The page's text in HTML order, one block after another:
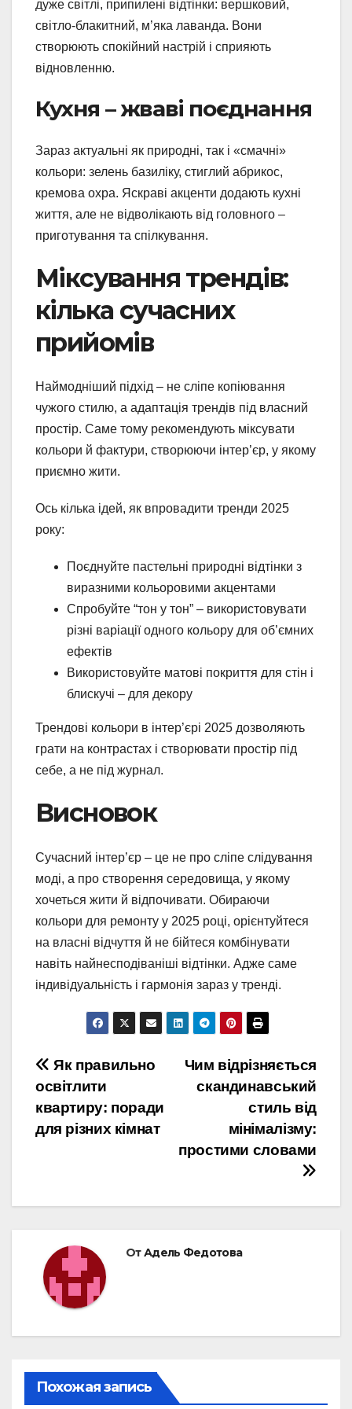
дуже світлі, припилені відтінки: вершковий,
світло-блакитний, м’яка лаванда. Вони
створюють спокійний настрій і сприяють
відновленню.
Кухня – жваві поєднання
Зараз актуальні як природні, так і «смачні»
кольори: зелень базиліку, стиглий абрикос,
кремова охра. Яскраві акценти додають кухні
життя, але не відволікають від головного –
приготування та спілкування.
Міксування трендів:
кілька сучасних
прийомів
Наймодніший підхід – не сліпе копіювання
чужого стилю, а адаптація трендів під власний
простір. Саме тому рекомендують міксувати
кольори й фактури, створюючи інтер’єр, у якому
приємно жити.
Ось кілька ідей, як впровадити тренди 2025
року:
Поєднуйте пастельні природні відтінки з
виразними кольоровими акцентами
Спробуйте “тон у тон” – використовувати
різні варіації одного кольору для об’ємних
ефектів
Використовуйте матові покриття для стін і
блискучі – для декору
Трендові кольори в інтер’єрі 2025 дозволяють
грати на контрастах і створювати простір під
себе, а не під журнал.
Висновок
Сучасний інтер’єр – це не про сліпе слідування
моді, а про створення середовища, у якому
хочеться жити й відпочивати. Обираючи
кольори для ремонту у 2025 році, орієнтуйтеся
на власні відчуття й не бійтеся комбінувати
навіть найнесподіваніші відтінки. Адже саме
індивідуальність і гармонія зараз у тренді.
Навигация
по
записям
Чим відрізняється
скандинавський
стиль від
мінімалізму:
простими словами
Як правильно
освітлити
квартиру: поради
для різних кімнат
ОтАдель Федотова
Похожая запись